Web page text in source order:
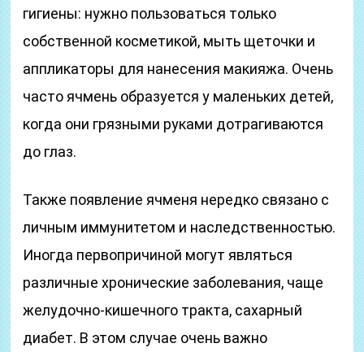
гигиены: нужно пользоваться только
собственной косметикой, мыть щеточки и
аппликаторы для нанесения макияжа. Очень
часто ячмень образуется у маленьких детей,
когда они грязными руками дотрагиваются
до глаз.
Также появление ячменя нередко связано с
личным иммунитетом и наследственностью.
Иногда первопричиной могут являться
различные хронические заболевания, чаще
желудочно-кишечного тракта, сахарный
диабет. В этом случае очень важно